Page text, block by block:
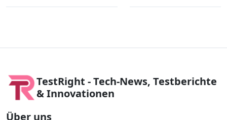
TestRight - Tech-News, Testberichte
& Innovationen
Über uns